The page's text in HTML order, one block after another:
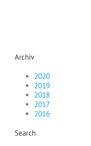
Archiv
2020
2019
2018
2017
2016
Search